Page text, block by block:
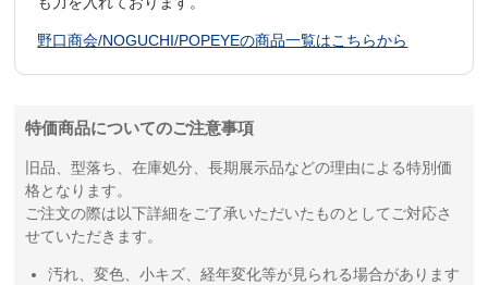
野口商会/NOGUCHI/POPEYEの商品一覧はこちらから
特価商品についてのご注意事項
旧品、型落ち、在庫処分、長期展示品などの理由による特別価
格となります。
ご注文の際は以下詳細をご了承いただいたものとしてご対応さ
せていただきます。
汚れ、変色、小キズ、経年変化等が見られる場合があります